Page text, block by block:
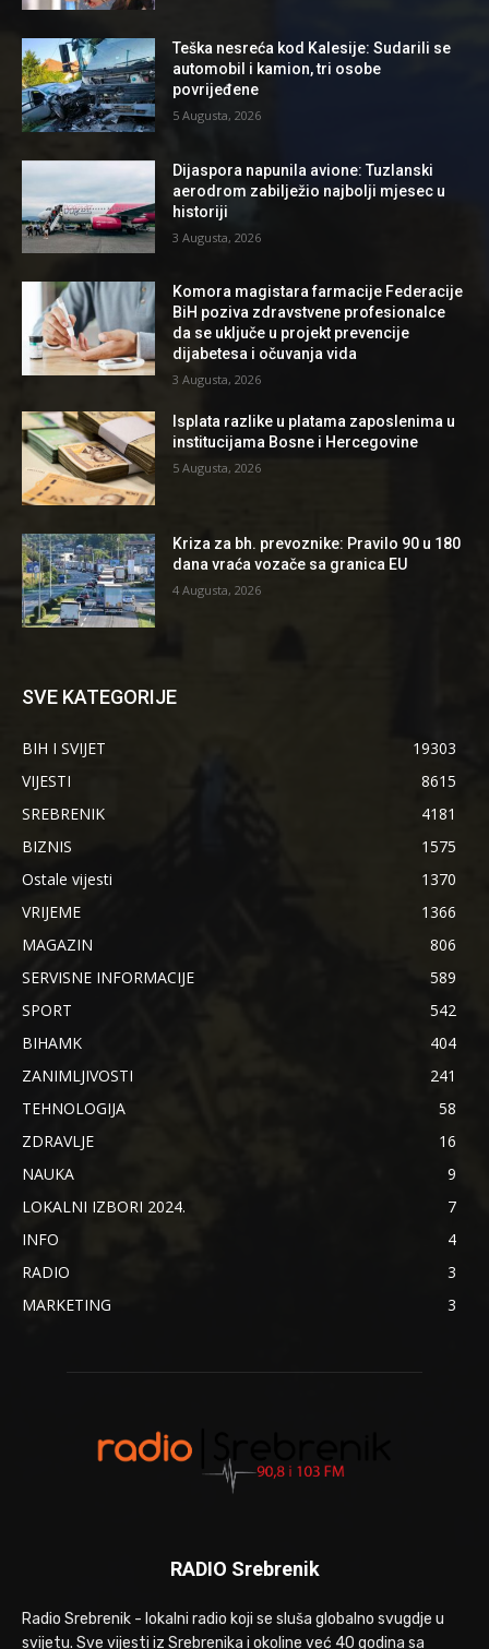
Teška nesreća kod Kalesije: Sudarili se
automobil i kamion, tri osobe
povrijeđene
5 Augusta, 2026
Dijaspora napunila avione: Tuzlanski
aerodrom zabilježio najbolji mjesec u
historiji
3 Augusta, 2026
Komora magistara farmacije Federacije
BiH poziva zdravstvene profesionalce
da se uključe u projekt prevencije
dijabetesa i očuvanja vida
3 Augusta, 2026
Isplata razlike u platama zaposlenima u
institucijama Bosne i Hercegovine
5 Augusta, 2026
Kriza za bh. prevoznike: Pravilo 90 u 180
dana vraća vozače sa granica EU
4 Augusta, 2026
SVE KATEGORIJE
BIH I SVIJET
19303
VIJESTI
8615
SREBRENIK
4181
BIZNIS
1575
Ostale vijesti
1370
VRIJEME
1366
MAGAZIN
806
SERVISNE INFORMACIJE
589
SPORT
542
BIHAMK
404
ZANIMLJIVOSTI
241
TEHNOLOGIJA
58
ZDRAVLJE
16
NAUKA
9
LOKALNI IZBORI 2024.
7
INFO
4
RADIO
3
MARKETING
3
RADIO Srebrenik
Radio Srebrenik - lokalni radio koji se sluša globalno svugdje u
svijetu. Sve vijesti iz Srebrenika i okoline već 40 godina sa